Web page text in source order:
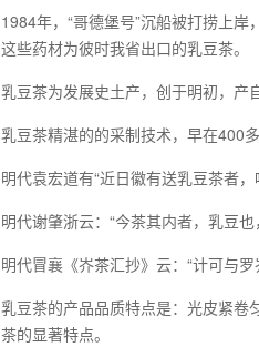
1984年，“哥德堡号”沉船被打捞上
这些药材为彼时我省出口的乳豆茶。
乳豆茶为发展史土产，创于明初，产
乳豆茶精湛的的采制技术，早在400
明代袁宏道有“近日徽有送乳豆茶者
明代谢肇浙云：“今茶其内者，乳豆
明代冒襄《岕茶汇抄》云：“计可与罗
乳豆茶的产品品质特点是：光皮紧卷
茶的显著特点。